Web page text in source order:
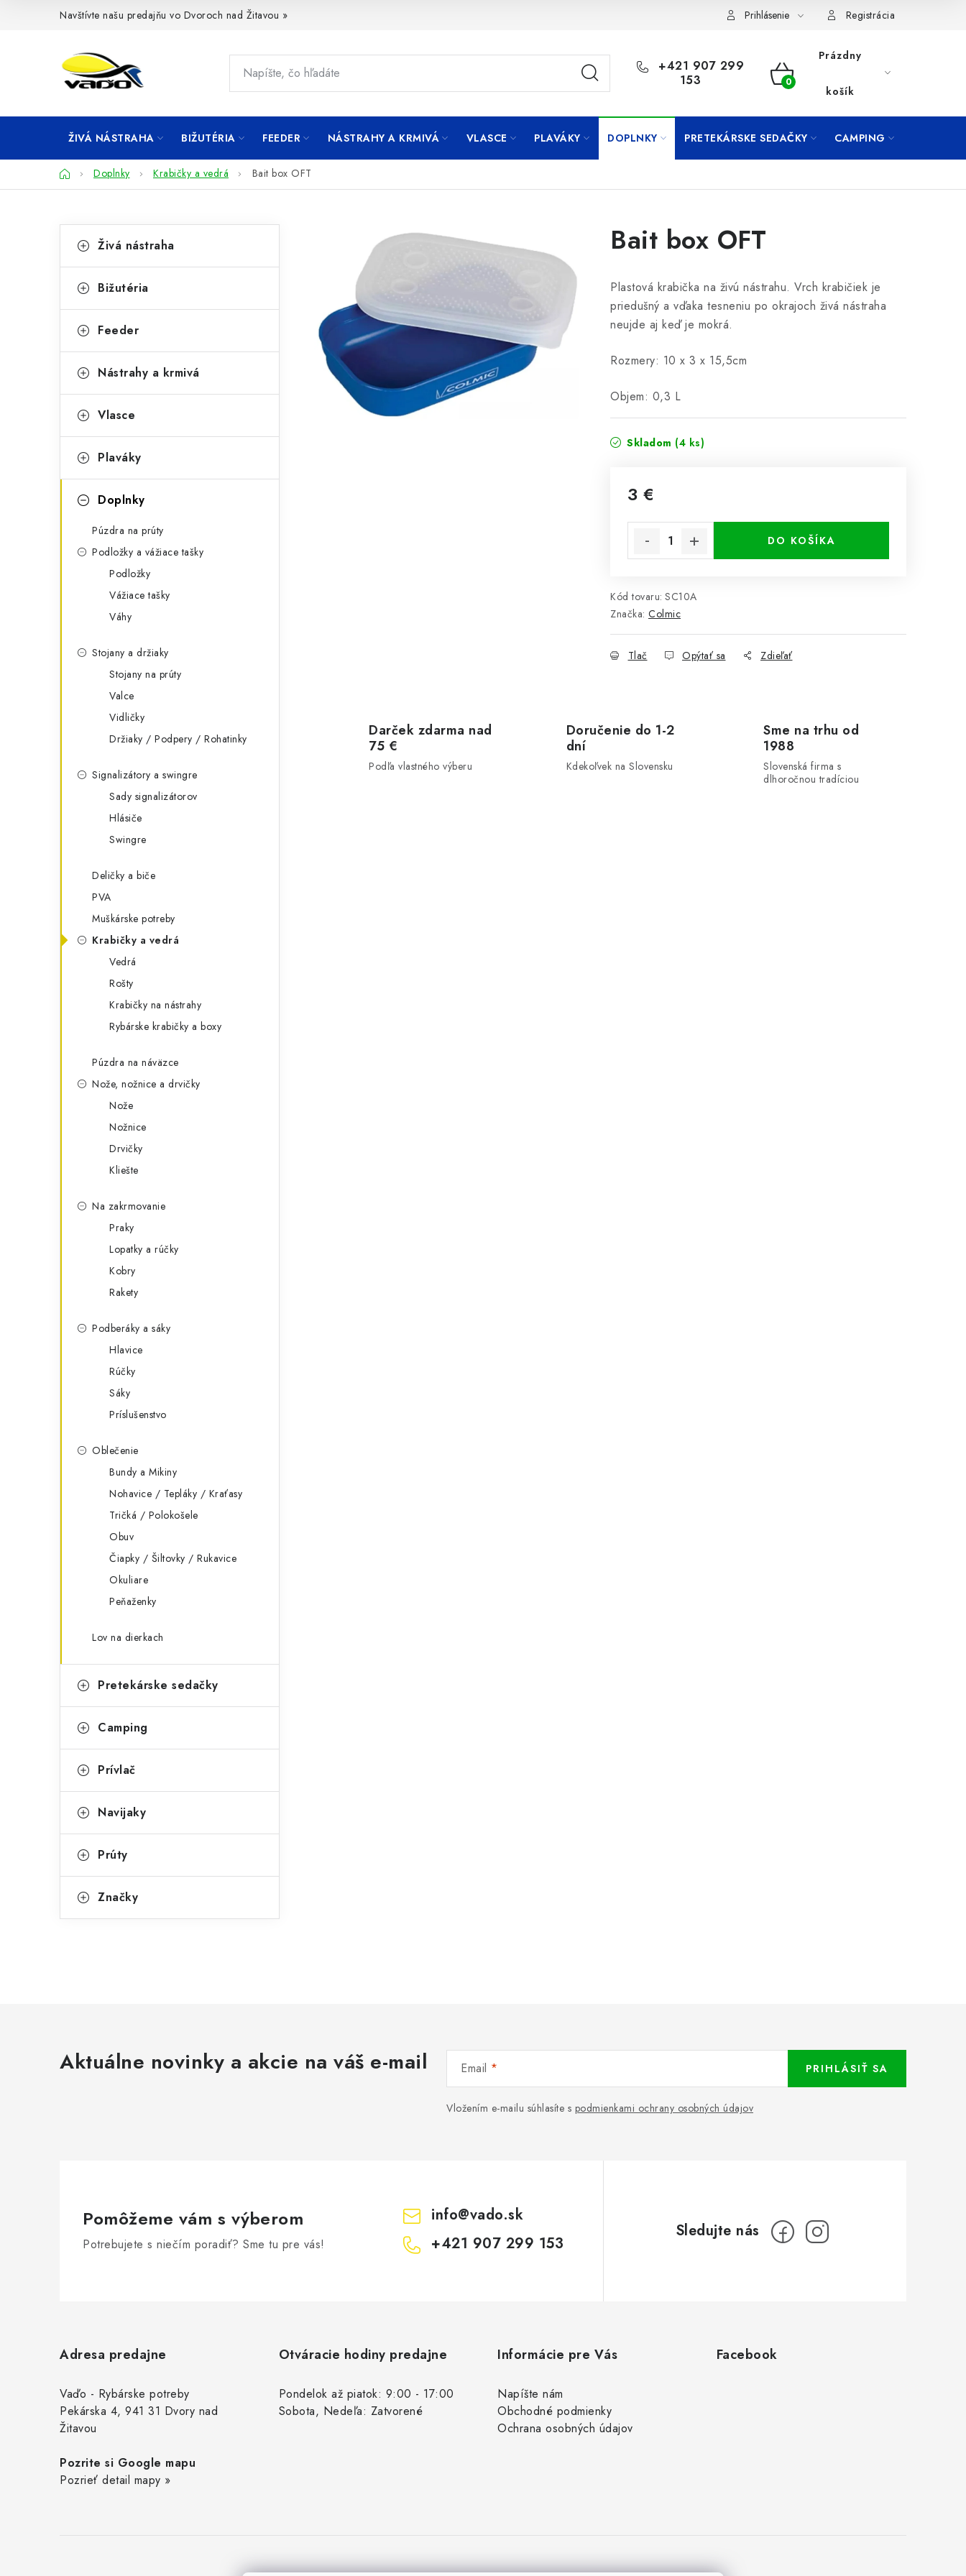
Navštívte našu predajňu vo Dvoroch nad Žitavou » Prihlásenie Registrácia
+421 907 299
153
NÁKUPNÝ
Prázdny
košík
ŽIVÁ NÁSTRAHA BIŽUTÉRIA FEEDER NÁSTRAHY A KRMIVÁ VLASCE PLAVÁKY DOPLNKY PRETEKÁRSKE SEDAČKY CAMPING
DomovDoplnky Krabičky a vedrá Bait box OFT
o
n
ý
a
n
l
kategórie
a
e
ó
i
Živá nástraha
Bižutéria
Feeder
Nástrahy a krmivá
Vlasce
Plaváky
Doplnky
Púzdra na prúty
Podložky a vážiace tašky
Podložky
Vážiace tašky
Váhy
Stojany a držiaky
Stojany na prúty
Valce
Vidličky
Držiaky / Podpery / Rohatinky
Signalizátory a swingre
Sady signalizátorov
Hlásiče
Swingre
Deličky a biče
PVA
Muškárske potreby
Krabičky a vedrá
Vedrá
Rošty
Krabičky na nástrahy
Rybárske krabičky a boxy
Púzdra na náväzce
Nože, nožnice a drvičky
Nože
Nožnice
Drvičky
Kliešte
Na zakrmovanie
Praky
Lopatky a rúčky
Kobry
Rakety
Podberáky a sáky
Hlavice
Rúčky
Sáky
Príslušenstvo
Oblečenie
Bundy a Mikiny
Nohavice / Tepláky / Kraťasy
Tričká / Polokošele
Obuv
Čiapky / Šiltovky / Rukavice
Okuliare
Peňaženky
Lov na dierkach
Pretekárske sedačky
Camping
Prívlač
Navijaky
Prúty
Značky
Bait box OFT
Plastová krabička na živú nástrahu. Vrch krabičiek je
priedušný a vďaka tesneniu po okrajoch živá nástraha
neujde aj keď je mokrá.
Rozmery: 10 x 3 x 15,5cm
Objem: 0,3 L
Skladom (4 ks)
3 €
DO KOŠÍKA
Kód tovaru: SC10A
Značka: Colmic
Tlač Opýtať sa Zdieľať
Darček zdarma nad
75 €
Podľa vlastného výberu
Doručenie do 1-2
dní
Kdekoľvek na Slovensku
Sme na trhu od
1988
Slovenská firma s
dlhoročnou tradíciou
Aktuálne novinky a akcie na váš e-mail Email
Vložením e-mailu súhlasíte s podmienkami ochrany osobných údajov
PRIHLÁSIŤ SA
Pomôžeme vám s výberom
Potrebujete s niečím poradiť? Sme tu pre vás!
info@vado.sk
+421 907 299 153
Adresa predajne
Vaďo - Rybárske potreby
Pekárska 4, 941 31 Dvory nad
Žitavou
Pozrite si Google mapu
Pozrieť detail mapy »
Otváracie hodiny predajne
Pondelok až piatok: 9:00 - 17:00
Sobota, Nedeľa: Zatvorené
Informácie pre Vás
Napíšte nám
Obchodné podmienky
Ochrana osobných údajov
Facebook